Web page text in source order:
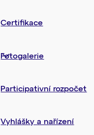
Certifikace
Fotogalerie
Participativní rozpočet
Vyhlášky a nařízení